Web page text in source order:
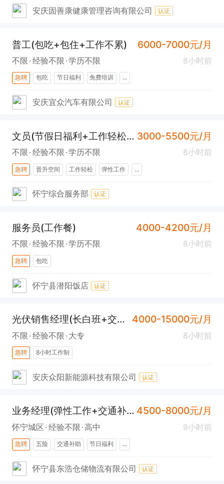
安庆固善康健康管理咨询有限公司 认证
普工(包吃+包住+工作不累) 6000-7000元/月
不限 经验不限 学历不限 8小时前
急聘 包吃 节日福利 免费培训 ...
安庆宜众汽车有限公司 认证
文员(节假日福利+工作轻松+晋升空间) 3000-5500元/月
不限 经验不限 学历不限 8小时前
急聘 晋升空间 工作轻松 弹性工作 ...
怀宁综合服务部 认证
服务员(工作餐) 4000-4200元/月
不限 经验不限 学历不限 8小时前
急聘 包吃
怀宁县潜阳饭店 认证
光伏销售经理(长白班+交通补贴) 4000-15000元/月
不限 经验不限 大专 8小时前
急聘 8小时工作制
安庆众阳新能源科技有限公司 认证
业务经理(弹性工作+交通补贴+绩效奖励) 4500-8000元/月
怀宁城区 经验不限 高中 9小时前
急聘 五险 交通补助 节日福利 ...
怀宁县东浩仓储物流有限公司 认证